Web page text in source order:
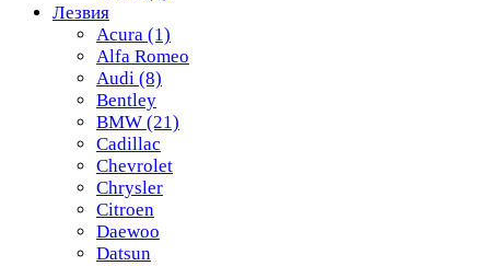
Лезвия
Acura (1)
Alfa Romeo
Audi (8)
Bentley
BMW (21)
Cadillac
Chevrolet
Chrysler
Citroen
Daewoo
Datsun